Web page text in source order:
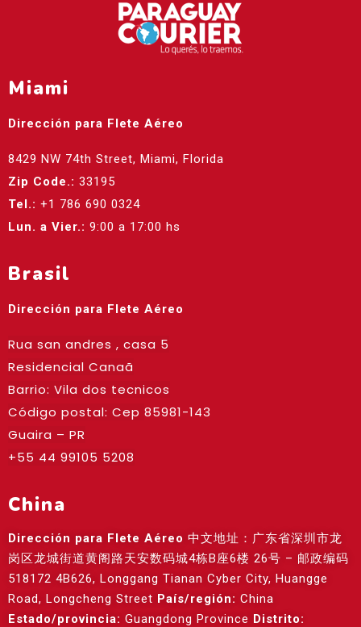
Miami
Dirección para Flete Aéreo
8429 NW 74th Street, Miami, Florida
Zip Code.: 33195
Tel.: +1 786 690 0324
Lun. a Vier.: 9:00 a 17:00 hs
Brasil
Dirección para Flete Aéreo
Rua san andres , casa 5
Residencial Canaã
Barrio: Vila dos tecnicos
Código postal: Cep 85981-143
Guaira – PR
+55 44 99105 5208
China
Dirección para Flete Aéreo 中文地址：广东省深圳市龙
岗区龙城街道黄阁路天安数码城4栋B座6楼 26号 – 邮政编码
518172 4B626, Longgang Tianan Cyber City, Huangge
Road, Longcheng Street País/región: China
Estado/provincia: Guangdong Province Distrito: